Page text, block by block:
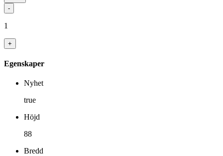
-
1
+
Egenskaper
Nyhet
true
Höjd
88
Bredd